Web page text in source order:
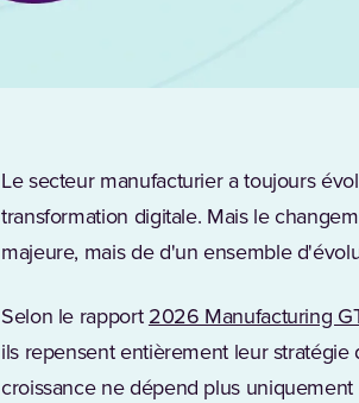
Le secteur manufacturier a toujours
transformation digitale. Mais le
majeure, mais de d'un ensemble
Selon le rapport 2026 Manufacturing
ils repensent entièrement leur stratégie
croissance ne dépend plus